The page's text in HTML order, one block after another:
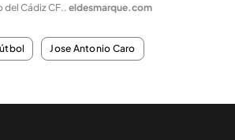
del Cádiz CF.. eldesmarque.com
Jose Antonio Caro